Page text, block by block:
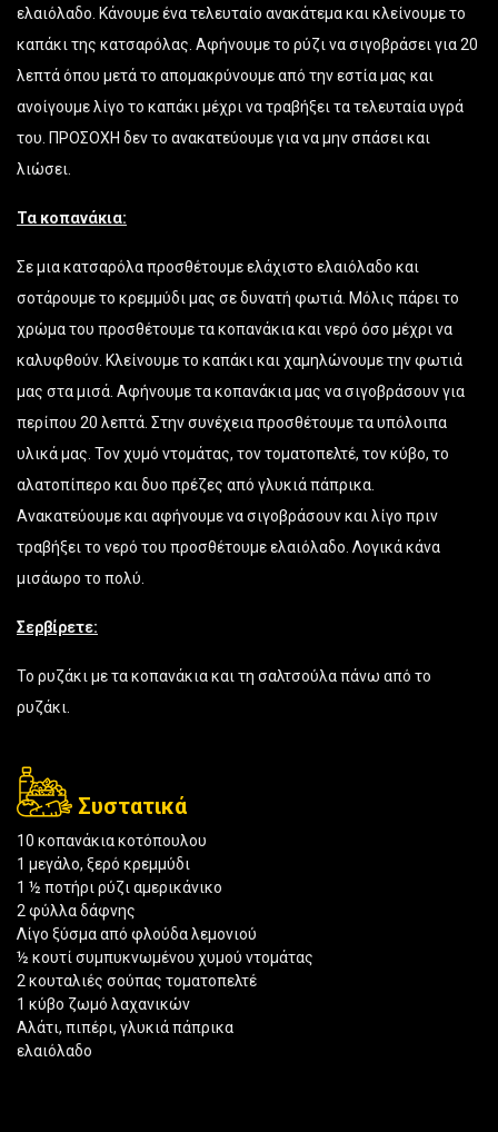
ελαιόλαδο. Κάνουμε ένα τελευταίο ανακάτεμα και κλείνουμε το
καπάκι της κατσαρόλας. Αφήνουμε το ρύζι να σιγοβράσει για 20
λεπτά όπου μετά το απομακρύνουμε από την εστία μας και
ανοίγουμε λίγο το καπάκι μέχρι να τραβήξει τα τελευταία υγρά
του. ΠΡΟΣΟΧΗ δεν το ανακατεύουμε για να μην σπάσει και
λιώσει.
Τα κοπανάκια:
Σε μια κατσαρόλα προσθέτουμε ελάχιστο ελαιόλαδο και
σοτάρουμε το κρεμμύδι μας σε δυνατή φωτιά. Μόλις πάρει το
χρώμα του προσθέτουμε τα κοπανάκια και νερό όσο μέχρι να
καλυφθούν. Κλείνουμε το καπάκι και χαμηλώνουμε την φωτιά
μας στα μισά. Αφήνουμε τα κοπανάκια μας να σιγοβράσουν για
περίπου 20 λεπτά. Στην συνέχεια προσθέτουμε τα υπόλοιπα
υλικά μας. Τον χυμό ντομάτας, τον τοματοπελτέ, τον κύβο, το
αλατοπίπερο και δυο πρέζες από γλυκιά πάπρικα.
Ανακατεύουμε και αφήνουμε να σιγοβράσουν και λίγο πριν
τραβήξει το νερό του προσθέτουμε ελαιόλαδο. Λογικά κάνα
μισάωρο το πολύ.
Σερβίρετε:
Το ρυζάκι με τα κοπανάκια και τη σαλτσούλα πάνω από το
ρυζάκι.
Συστατικά
10 κοπανάκια κοτόπουλου
1 μεγάλο, ξερό κρεμμύδι
1 ½ ποτήρι ρύζι αμερικάνικο
2 φύλλα δάφνης
Λίγο ξύσμα από φλούδα λεμονιού
½ κουτί συμπυκνωμένου χυμού ντομάτας
2 κουταλιές σούπας τοματοπελτέ
1 κύβο ζωμό λαχανικών
Αλάτι, πιπέρι, γλυκιά πάπρικα
ελαιόλαδο